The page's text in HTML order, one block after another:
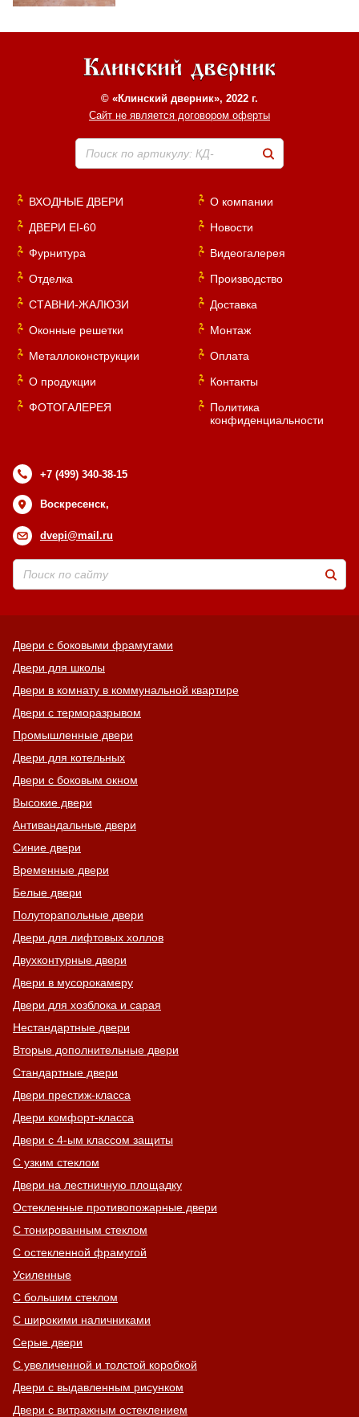
© «Клинский дверник», 2022 г.
Сайт не является договором оферты
Поиск по артикулу: КД-
ВХОДНЫЕ ДВЕРИ
ДВЕРИ EI-60
Фурнитура
Отделка
СТАВНИ-ЖАЛЮЗИ
Оконные решетки
Металлоконструкции
О продукции
ФОТОГАЛЕРЕЯ
О компании
Новости
Видеогалерея
Производство
Доставка
Монтаж
Оплата
Контакты
Политика
конфиденциальности
+7 (499) 340-38-15
Воскресенск,
dvepi@mail.ru
Двери с боковыми фрамугами
Двери для школы
Двери в комнату в коммунальной квартире
Двери с терморазрывом
Промышленные двери
Двери для котельных
Двери с боковым окном
Высокие двери
Антивандальные двери
Синие двери
Временные двери
Белые двери
Полуторапольные двери
Двери для лифтовых холлов
Двухконтурные двери
Двери в мусорокамеру
Двери для хозблока и сарая
Нестандартные двери
Вторые дополнительные двери
Стандартные двери
Двери престиж-класса
Двери комфорт-класса
Двери с 4-ым классом защиты
С узким стеклом
Двери на лестничную площадку
Остекленные противопожарные двери
С тонированным стеклом
С остекленной фрамугой
Усиленные
С большим стеклом
С широкими наличниками
Серые двери
С увеличенной и толстой коробкой
Двери с выдавленным рисунком
Двери с витражным остеклением